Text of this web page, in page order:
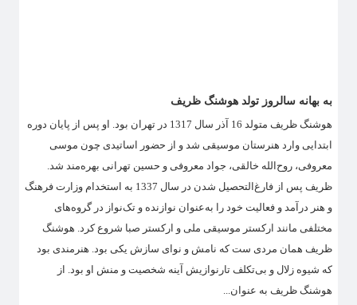
به بهانه سالروز تولد هوشنگ ظریف
هوشنگ ظریف متولد 16 آذر سال 1317 در تهران بود. او پس از پایان دوره
ابتدایی وارد هنرستان موسیقی شد و از حضور اساتیدی چون موسی
معروفی، روح‌الله خالقی، جواد معروفی و حسین تهرانی بهره‌مند شد.
ظریف پس از فارغ‌التحصیل شدن در سال 1337 به استخدام وزارت فرهنگ
و هنر درآمد و فعالیت خود را به‌عنوان نوازنده و تک‌نواز در گروه‌های
مختلفی مانند ارکستر موسیقی ملی و ارکستر صبا شروع کرد. هوشنگ
ظریف همان مردی ست که نامش و نوای سازش یکی بود. هنرمندی بود
که شیوه زلال و بی‌تکلف تارنوازیش آینه شخصیت و منش او بود. از
هوشنگ ظریف به عنوان...